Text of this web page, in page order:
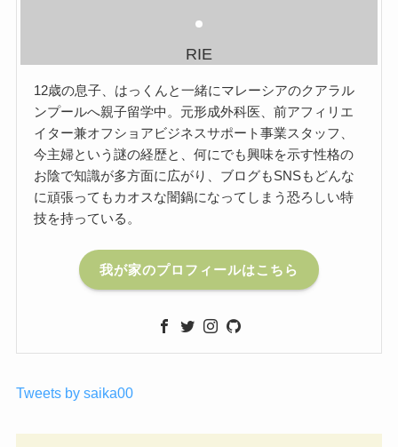
RIE
12歳の息子、はっくんと一緒にマレーシアのクアラル
ンプールへ親子留学中。元形成外科医、前アフィリエ
イター兼オフショアビジネスサポート事業スタッフ、
今主婦という謎の経歴と、何にでも興味を示す性格の
お陰で知識が多方面に広がり、ブログもSNSもどんな
に頑張ってもカオスな闇鍋になってしまう恐ろしい特
技を持っている。
我が家のプロフィールはこちら
Tweets by saika00